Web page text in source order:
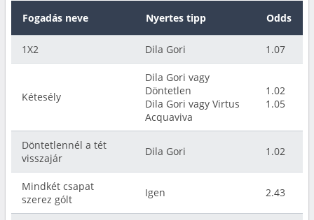
Fogadás neve Nyertes tipp Odds
1X2 Dila Gori 1.07
Kétesély
Dila Gori vagy
Döntetlen
Dila Gori vagy Virtus
Acquaviva
1.02
1.05
Döntetlennél a tét
visszajár
Dila Gori 1.02
Mindkét csapat
szerez gólt
Igen 2.43